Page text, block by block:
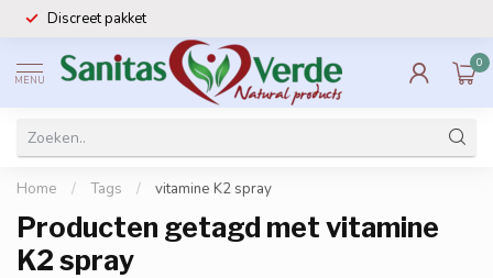
Discreet pakket
MENU
0
Home / Tags / vitamine K2 spray
Producten getagd met vitamine
K2 spray